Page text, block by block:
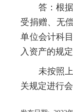
答： 根
受捐赠、无
单位会计科
入资产的规
未按照
关规定进行